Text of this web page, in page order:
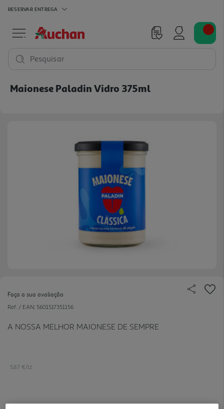
RESERVAR ENTREGA
Pesquisar
Maionese Paladin Vidro 375ml
Faça a sua avaliação
Ref. / EAN: 5601517351156
A NOSSA MELHOR MAIONESE DE SEMPRE
5.87 €/Lt